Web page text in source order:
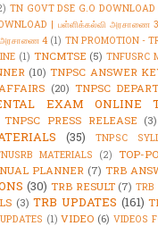
TN GOVT DSE G.O
| பள்ளிக்கல்வி அரசாணை 3
அரசாணை 4 (1) TN PROMOTION -
(1) TNCMTSE (5) TNFUSRC
(10) TNPSC ANSWER
(20) TNPSC
EXAM ONLINE
TNPSC PRESS RELEASE (3)
(35) TNPSC
MATERIALS (2) TOP-
PLANNER (7) TRB
(30) TRB RESULT (7) TRB
(3) TRB UPDATES (161)
(1) VIDEO (6) VIDEOS